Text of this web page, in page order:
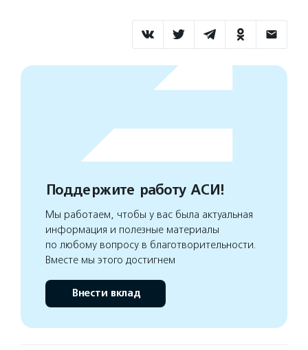
Поддержите работу АСИ!
Мы работаем, чтобы у вас была актуальная
информация и полезные материалы
по любому вопросу в благотворительности.
Вместе мы этого достигнем
Внести вклад